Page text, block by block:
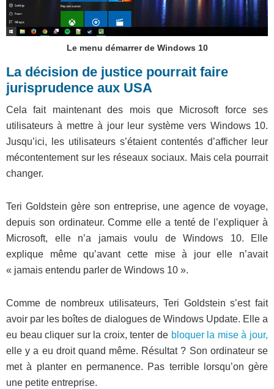
Le menu démarrer de Windows 10
La décision de justice pourrait faire
jurisprudence aux USA
Cela fait maintenant des mois que Microsoft force ses
utilisateurs à mettre à jour leur système vers Windows 10.
Jusqu’ici, les utilisateurs s’étaient contentés d’afficher leur
mécontentement sur les réseaux sociaux. Mais cela pourrait
changer.
Teri Goldstein gère son entreprise, une agence de voyage,
depuis son ordinateur. Comme elle a tenté de l’expliquer à
Microsoft, elle n’a jamais voulu de Windows 10. Elle
explique même qu’avant cette mise à jour elle n’avait
« jamais entendu parler de Windows 10 ».
Comme de nombreux utilisateurs, Teri Goldstein s’est fait
avoir par les boîtes de dialogues de Windows Update. Elle a
eu beau cliquer sur la croix, tenter de bloquer la mise à jour,
elle y a eu droit quand même. Résultat ? Son ordinateur se
met à planter en permanence. Pas terrible lorsqu’on gère
une petite entreprise.